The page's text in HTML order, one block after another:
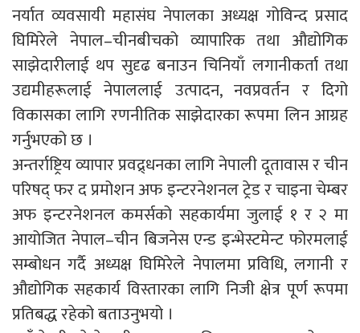
नर्यात व्यवसायी महासंघ नेपालका अध्यक्ष गोविन्द प्रसाद
घिमिरेले नेपाल–चीनबीचको व्यापारिक तथा औद्योगिक
साझेदारीलाई थप सुदृढ बनाउन चिनियाँ लगानीकर्ता तथा
उद्यमीहरूलाई नेपाललाई उत्पादन, नवप्रवर्तन र दिगो
विकासका लागि रणनीतिक साझेदारका रूपमा लिन आग्रह
गर्नुभएको छ ।
अन्तर्राष्ट्रिय व्यापार प्रवद्र्धनका लागि नेपाली दूतावास र चीन
परिषद् फर द प्रमोशन अफ इन्टरनेशनल ट्रेड र चाइना चेम्बर
अफ इन्टरनेशनल कमर्सको सहकार्यमा जुलाई १ र २ मा
आयोजित नेपाल–चीन बिजनेस एन्ड इन्भेस्टमेन्ट फोरमलाई
सम्बोधन गर्दै अध्यक्ष घिमिरेले नेपालमा प्रविधि, लगानी र
औद्योगिक सहकार्य विस्तारका लागि निजी क्षेत्र पूर्ण रूपमा
प्रतिबद्ध रहेको बताउनुभयो ।